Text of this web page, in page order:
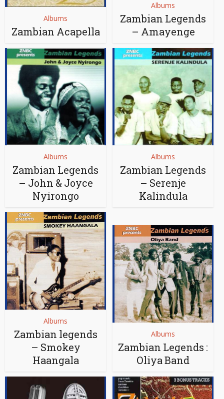
Albums
Zambian Acapella
Albums
Zambian Legends
– Amayenge
Albums
Zambian Legends
– John & Joyce
Nyirongo
Albums
Zambian Legends
– Serenje
Kalindula
Albums
Zambian legends
– Smokey
Haangala
Albums
Zambian Legends :
Oliya Band